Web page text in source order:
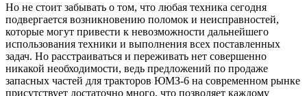
Но не стоит забывать о том, что любая техника сегодня
подвергается возникновению поломок и неисправностей,
которые могут привести к невозможности дальнейшего
использования техники и выполнения всех поставленных
задач. Но расстраиваться и переживать нет совершенно
никакой необходимости, ведь предложений по продаже
запасных частей для тракторов ЮМЗ-6 на современном рынке
присутствует достаточно много, что позволяет каждому